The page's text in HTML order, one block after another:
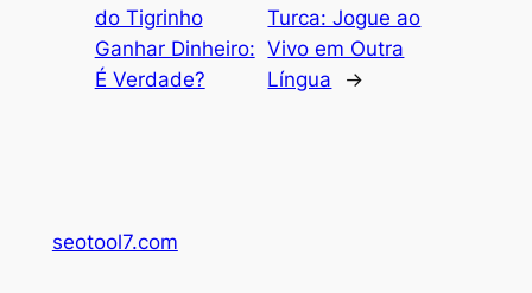
do Tigrinho
Ganhar Dinheiro:
É Verdade?
Turca: Jogue ao
Vivo em Outra
Língua
→
seotool7.com